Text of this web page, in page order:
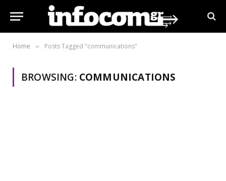
Home » Posts Tagged "communications"
BROWSING: COMMUNICATIONS